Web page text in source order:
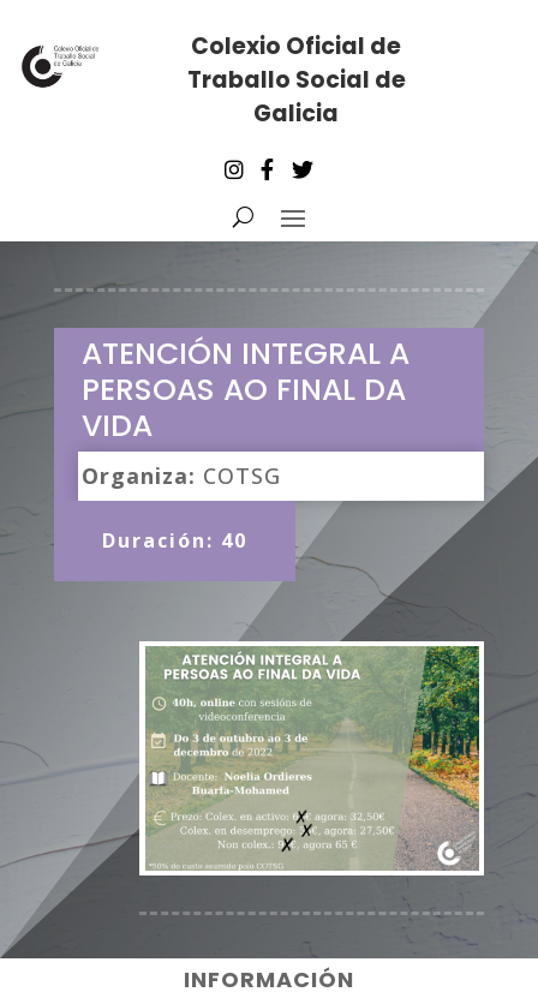
Colexio Oficial de
Traballo Social de
Galicia
ATENCIÓN INTEGRAL A
PERSOAS AO FINAL DA
VIDA
Organiza: COTSG
Duración: 40
INFORMACIÓN